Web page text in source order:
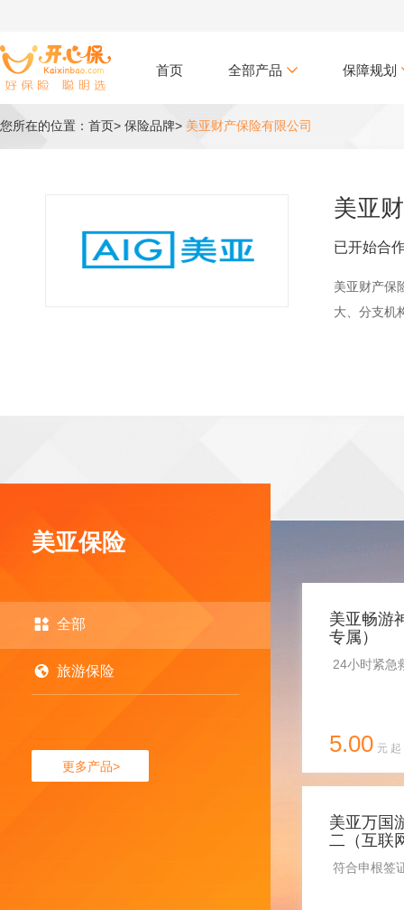
首页 全部产品 保障规划
您所在的位置：首页> 保险品牌> 美亚财产保险有限公司
美亚
已开始合
美亚财产保
大、分支机
美亚保险
全部
旅游保险
更多产品>
美亚畅游
专属）
24小时紧急
5.00 元 起
美亚万国
二（互联
符合申根签